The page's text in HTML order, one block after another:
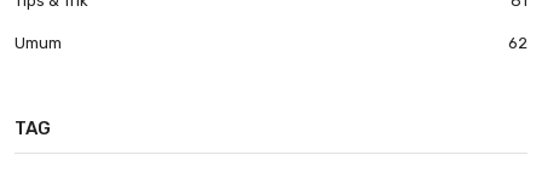
Umum 62
TAG